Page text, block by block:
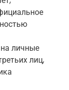
личные
лиц,